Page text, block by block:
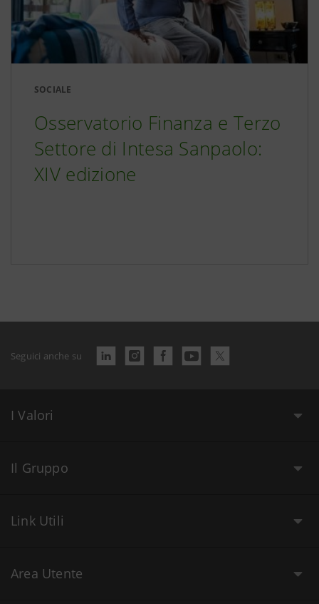
SOCIALE
Osservatorio Finanza e Terzo
Settore di Intesa Sanpaolo:
XIV edizione
Seguici anche su
I Valori
Il Gruppo
Link Utili
Area Utente